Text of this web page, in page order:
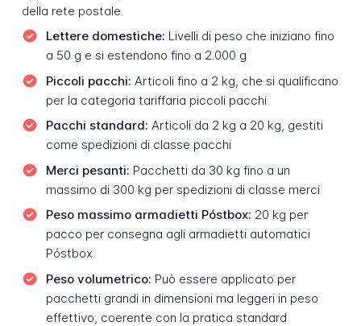
della rete postale.
Lettere domestiche: Livelli di peso che iniziano fino
a 50 g e si estendono fino a 2.000 g
Piccoli pacchi: Articoli fino a 2 kg, che si qualificano
per la categoria tariffaria piccoli pacchi
Pacchi standard: Articoli da 2 kg a 20 kg, gestiti
come spedizioni di classe pacchi
Merci pesanti: Pacchetti da 30 kg fino a un
massimo di 300 kg per spedizioni di classe merci
Peso massimo armadietti Póstbox: 20 kg per
pacco per consegna agli armadietti automatici
Póstbox
Peso volumetrico: Può essere applicato per
pacchetti grandi in dimensioni ma leggeri in peso
effettivo, coerente con la pratica standard